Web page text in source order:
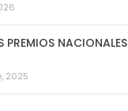
PREMIOS
2025